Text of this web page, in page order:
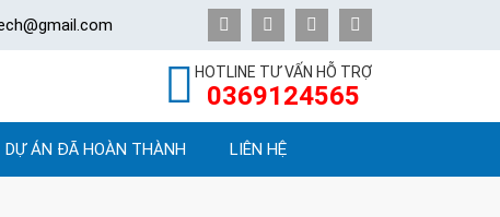
HOTLINE TƯ VẤN HỖ TRỢ
0369124565
DỰ ÁN ĐÃ HOÀN THÀNH LIÊN HỆ